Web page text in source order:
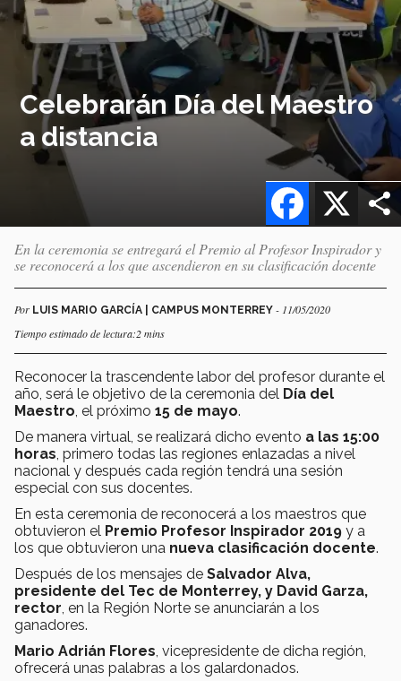
Celebrarán Día del Maestro
a distancia
X
Facebook
En la ceremonia se entregará el Premio al Profesor Inspirador y
se reconocerá a los que ascendieron en su clasificación docente
Por LUIS MARIO GARCÍA | CAMPUS MONTERREY - 11/05/2020
Tiempo estimado de lectura:2 mins
Reconocer la trascendente labor del profesor durante el
año, será le objetivo de la ceremonia del Día del
Maestro , el próximo 15 de mayo.
De manera virtual, se realizará dicho evento a las 15:00
horas , primero todas las regiones enlazadas a nivel
nacional y después cada región tendrá una sesión
especial con sus docentes.
En esta ceremonia de reconocerá a los maestros que
obtuvieron el Premio Profesor Inspirador 2019 y a
los que obtuvieron una nueva clasificación docente.
Después de los mensajes de Salvador Alva,
presidente del Tec de Monterrey, y David Garza,
rector , en la Región Norte se anunciarán a los
ganadores.
Mario Adrián Flores , vicepresidente de dicha región,
ofrecerá unas palabras a los galardonados.